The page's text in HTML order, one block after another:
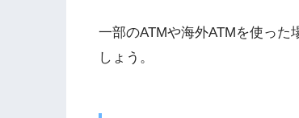
一部のATMや海外ATMを使った
しょう。